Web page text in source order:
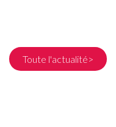
Toute l'actualité>